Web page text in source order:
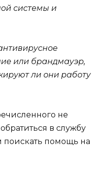
системы и
или брандмауэр,
ли они работу
не
в службу
помощь на